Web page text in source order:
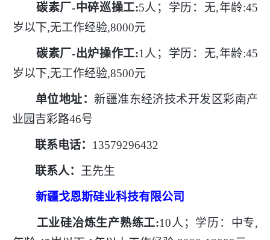
碳素厂-中碎巡操工:5人；学历：无,年龄:45
岁以下,无工作经验,8000元
碳素厂-出炉操作工:1人；学历：无,年龄:45
岁以下,无工作经验,8500元
单位地址：新疆准东经济技术开发区彩南产
业园吉彩路46号
联系电话： 13579296432
联系人： 王先生
新疆戈恩斯硅业科技有限公司
工业硅冶炼生产熟练工:10人；学历：中专,